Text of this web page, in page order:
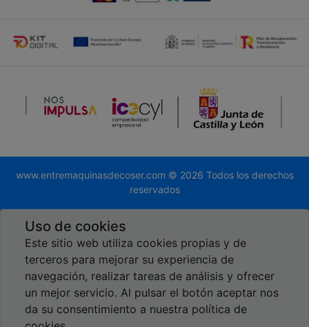
www.entremaquinasdecoser.com © 2026 Todos los derechos
reservados
Reseñas en Google
Uso de cookies
Este sitio web utiliza cookies propias y de
terceros para mejorar su experiencia de
navegación, realizar tareas de análisis y ofrecer
un mejor servicio. Al pulsar el botón aceptar nos
da su consentimiento a nuestra política de